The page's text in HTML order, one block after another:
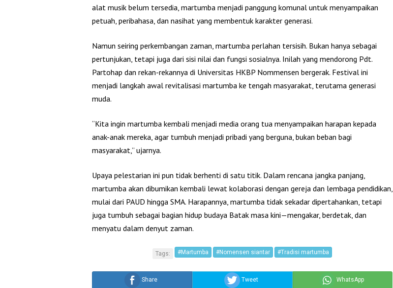
alat musik belum tersedia, martumba menjadi panggung komunal untuk menyampaikan
petuah, peribahasa, dan nasihat yang membentuk karakter generasi.
Namun seiring perkembangan zaman, martumba perlahan tersisih. Bukan hanya sebagai
pertunjukan, tetapi juga dari sisi nilai dan fungsi sosialnya. Inilah yang mendorong Pdt.
Partohap dan rekan-rekannya di Universitas HKBP Nommensen bergerak. Festival ini
menjadi langkah awal revitalisasi martumba ke tengah masyarakat, terutama generasi
muda.
“Kita ingin martumba kembali menjadi media orang tua menyampaikan harapan kepada
anak-anak mereka, agar tumbuh menjadi pribadi yang berguna, bukan beban bagi
masyarakat,” ujarnya.
Upaya pelestarian ini pun tidak berhenti di satu titik. Dalam rencana jangka panjang,
martumba akan dibumikan kembali lewat kolaborasi dengan gereja dan lembaga pendidikan,
mulai dari PAUD hingga SMA. Harapannya, martumba tidak sekadar dipertahankan, tetapi
juga tumbuh sebagai bagian hidup budaya Batak masa kini—mengakar, berdetak, dan
menyatu dalam denyut zaman.
Tags: #Martumba #Nomensen siantar #Tradisi martumba
Share Tweet WhatsApp